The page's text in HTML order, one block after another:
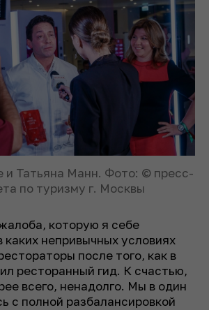
и Татьяна Манн. Фото: © пресс-
по туризму г. Москвы
которую я себе
каких непривычных условиях
после того, как в
ресторанный гид. К счастью,
всего, ненадолго. Мы в один
с полной разбалансировкой